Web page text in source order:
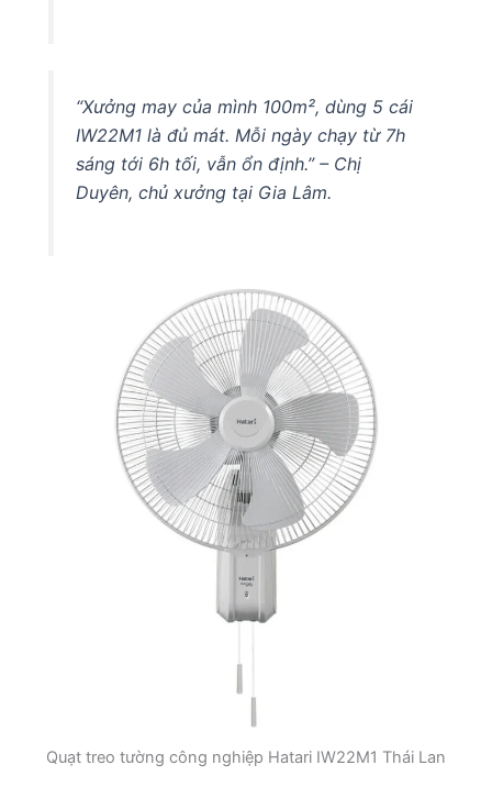
“Xưởng may của mình 100m², dùng 5 cái
IW22M1 là đủ mát. Mỗi ngày chạy từ 7h
sáng tới 6h tối, vẫn ổn định.” – Chị
Duyên, chủ xưởng tại Gia Lâm.
Quạt treo tường công nghiệp Hatari IW22M1 Thái Lan